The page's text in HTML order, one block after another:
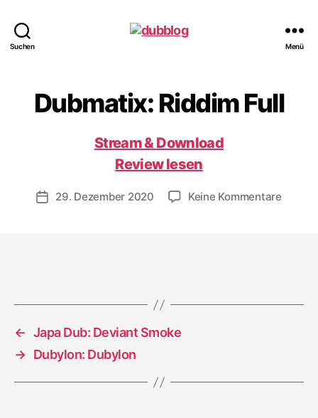
Suchen Menü
Dubmatix: Riddim Full
Stream & Download
Review lesen
Veröffentlichungsdatum
29. Dezember 2020 Keine Kommentarezu
← Japa Dub: Deviant Smoke
→ Dubylon: Dubylon